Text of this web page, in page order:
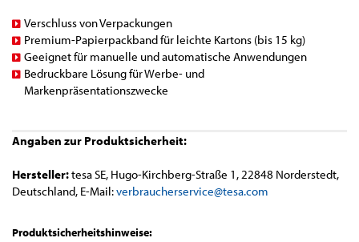
Verschluss von Verpackungen
Premium-Papierpackband für leichte Kartons (bis 15 kg)
Geeignet für manuelle und automatische Anwendungen
Bedruckbare Lösung für Werbe- und
Markenpräsentationszwecke
Angaben zur Produktsicherheit:
Hersteller:tesa SE, Hugo-Kirchberg-Straße 1, 22848 Norderstedt,
Deutschland, E-Mail:verbraucherservice@tesa.com
Produktsicherheitshinweise: